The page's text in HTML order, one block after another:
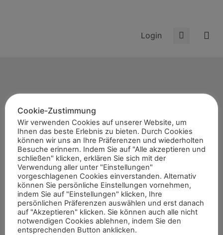
Login
News
Themen
Termine
8er-Team
Abonnement
Kontakt
Wir sind auch auf
Cookie-Zustimmung
Wir verwenden Cookies auf unserer Website, um
Ihnen das beste Erlebnis zu bieten. Durch Cookies
können wir uns an Ihre Präferenzen und wiederholten
Besuche erinnern. Indem Sie auf "Alle akzeptieren und
schließen" klicken, erklären Sie sich mit der
Verwendung aller unter "Einstellungen"
vorgeschlagenen Cookies einverstanden. Alternativ
können Sie persönliche Einstellungen vornehmen,
indem Sie auf "Einstellungen" klicken, Ihre
persönlichen Präferenzen auswählen und erst danach
auf "Akzeptieren" klicken. Sie können auch alle nicht
notwendigen Cookies ablehnen, indem Sie den
entsprechenden Button anklicken.